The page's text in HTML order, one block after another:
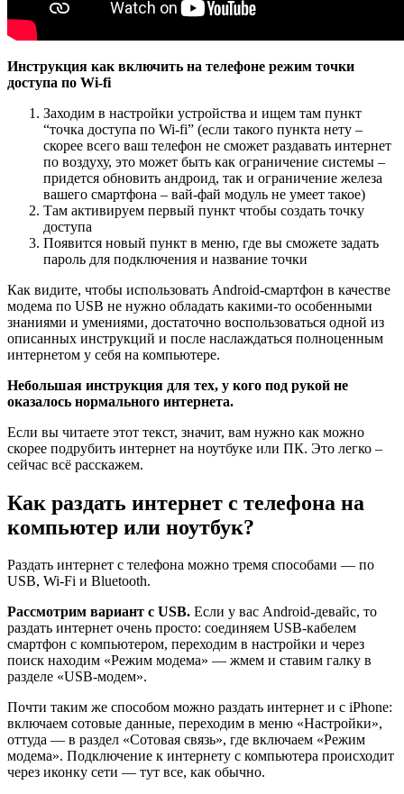
Инструкция как включить на телефоне режим точки
доступа по Wi-fi
Заходим в настройки устройства и ищем там пункт
“точка доступа по Wi-fi” (если такого пункта нету –
скорее всего ваш телефон не сможет раздавать интернет
по воздуху, это может быть как ограничение системы –
придется обновить андроид, так и ограничение железа
вашего смартфона – вай-фай модуль не умеет такое)
Там активируем первый пункт чтобы создать точку
доступа
Появится новый пункт в меню, где вы сможете задать
пароль для подключения и название точки
Как видите, чтобы использовать Android-смартфон в качестве
модема по USB не нужно обладать какими-то особенными
знаниями и умениями, достаточно воспользоваться одной из
описанных инструкций и после наслаждаться полноценным
интернетом у себя на компьютере.
Небольшая инструкция для тех, у кого под рукой не
оказалось нормального интернета.
Если вы читаете этот текст, значит, вам нужно как можно
скорее подрубить интернет на ноутбуке или ПК. Это легко –
сейчас всё расскажем.
Как раздать интернет с телефона на
компьютер или ноутбук?
Раздать интернет с телефона можно тремя способами — по
USB, Wi-Fi и Bluetooth.
Рассмотрим вариант с USB. Если у вас Android-девайс, то
раздать интернет очень просто: соединяем USB-кабелем
смартфон с компьютером, переходим в настройки и через
поиск находим «Режим модема» — жмем и ставим галку в
разделе «USB-модем».
Почти таким же способом можно раздать интернет и с iPhone:
включаем сотовые данные, переходим в меню «Настройки»,
оттуда — в раздел «Сотовая связь», где включаем «Режим
модема». Подключение к интернету с компьютера происходит
через иконку сети — тут все, как обычно.